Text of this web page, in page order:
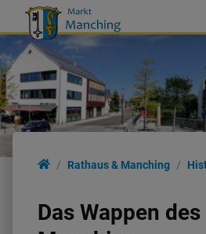
Rathaus &
Rathaus
Rathaus & Manching
Das Wappen